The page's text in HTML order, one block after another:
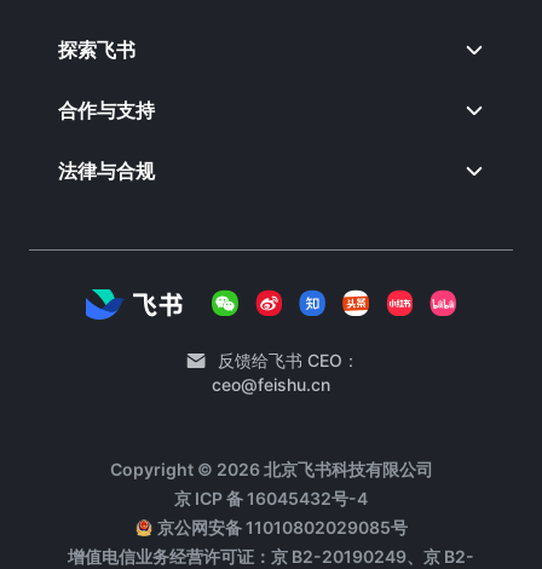
探索飞书
合作与支持
法律与合规
反馈给飞书 CEO：
ceo@feishu.cn
Copyright © 2026 北京飞书科技有限公司
京 ICP 备 16045432号-4
京公网安备 11010802029085号
增值电信业务经营许可证：京 B2-20190249、京 B2-